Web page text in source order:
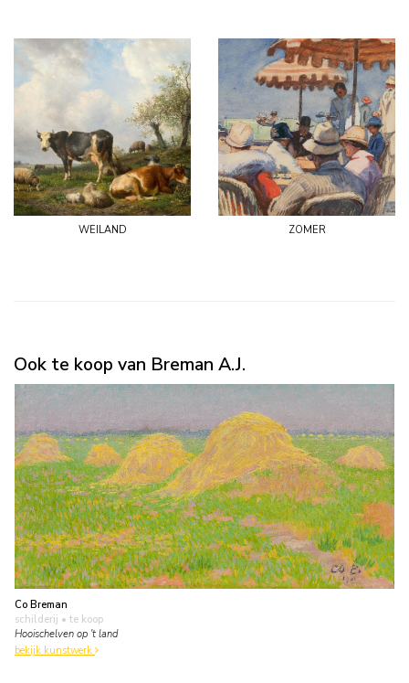
weiland zomer
Ook te koop van Breman A.J.
Co Breman
schilderij • te koop
Hooischelven op 't land
bekijk kunstwerk